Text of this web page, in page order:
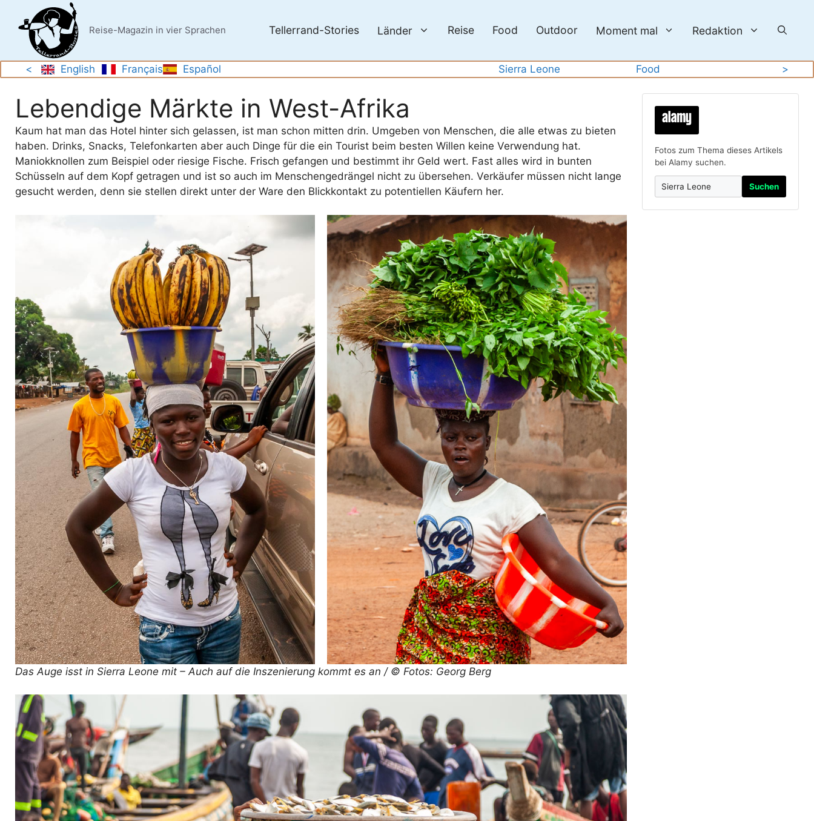
Inhalt
springen
Reise-Magazin in vier Sprachen Tellerrand-Stories Länder Reise Food Outdoor Moment mal Redaktion
< English Français Español Sierra Leone Food >
Lebendige Märkte in West-Afrika
Kaum hat man das Hotel hinter sich gelassen, ist man schon mitten drin. Umgeben von Menschen, die alle etwas zu bieten
haben. Drinks, Snacks, Telefonkarten aber auch Dinge für die ein Tourist beim besten Willen keine Verwendung hat.
Maniokknollen zum Beispiel oder riesige Fische. Frisch gefangen und bestimmt ihr Geld wert. Fast alles wird in bunten
Schüsseln auf dem Kopf getragen und ist so auch im Menschengedrängel nicht zu übersehen. Verkäufer müssen nicht lange
gesucht werden, denn sie stellen direkt unter der Ware den Blickkontakt zu potentiellen Käufern her.
Das Auge isst in Sierra Leone mit – Auch auf die Inszenierung kommt es an / © Fotos: Georg Berg
Fotos zum Thema dieses Artikels
bei Alamy suchen.
Suchen